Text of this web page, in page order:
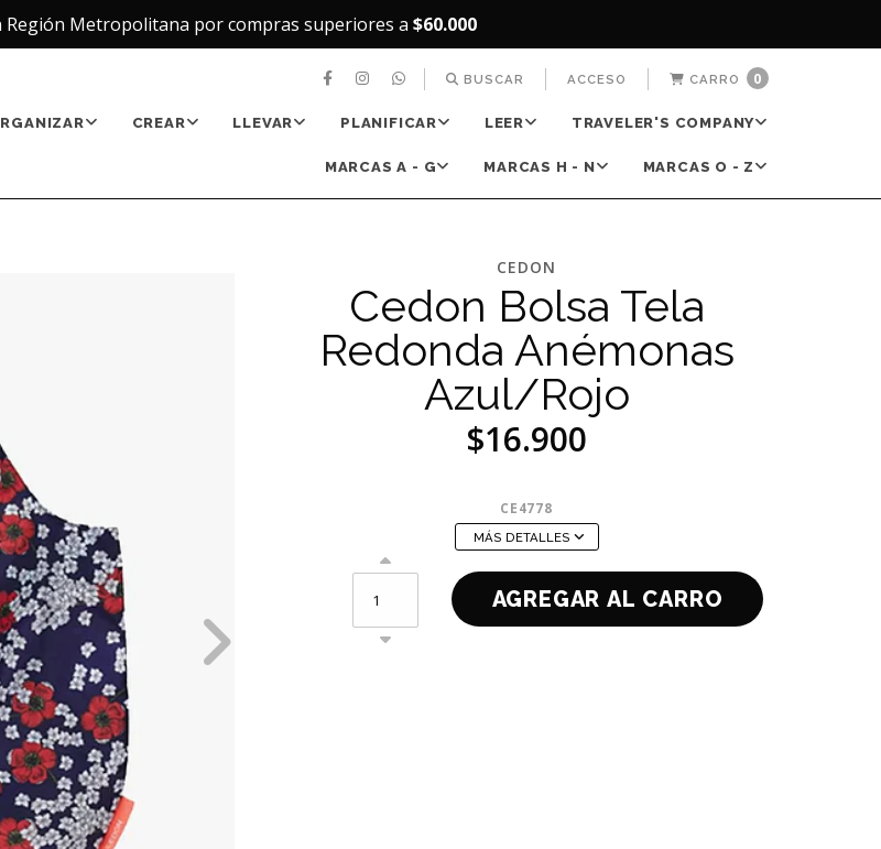
Región Metropolitana por compras superiores a $60.000
BUSCAR ACCESO CARRO 0
CREAR LLEVAR PLANIFICAR LEER TRAVELER'S COMPANY
MARCAS A - G MARCAS H - N MARCAS O - Z
CEDON
Cedon Bolsa Tela
Redonda Anémonas
Azul/Rojo
$16.900
CE4778
MÁS DETALLES